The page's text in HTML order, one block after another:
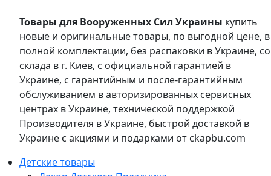
Товары для Вооруженных Сил Украины купить
новые и оригинальные товары, по выгодной цене, в
полной комплектации, без распаковки в Украине, со
склада в г. Киев, с официальной гарантией в
Украине, с гарантийным и после-гарантийным
обслуживанием в авторизированных сервисных
центрах в Украине, технической поддержкой
Производителя в Украине, быстрой доставкой в
Украине с акциями и подарками от ckapbu.com
Детские товары